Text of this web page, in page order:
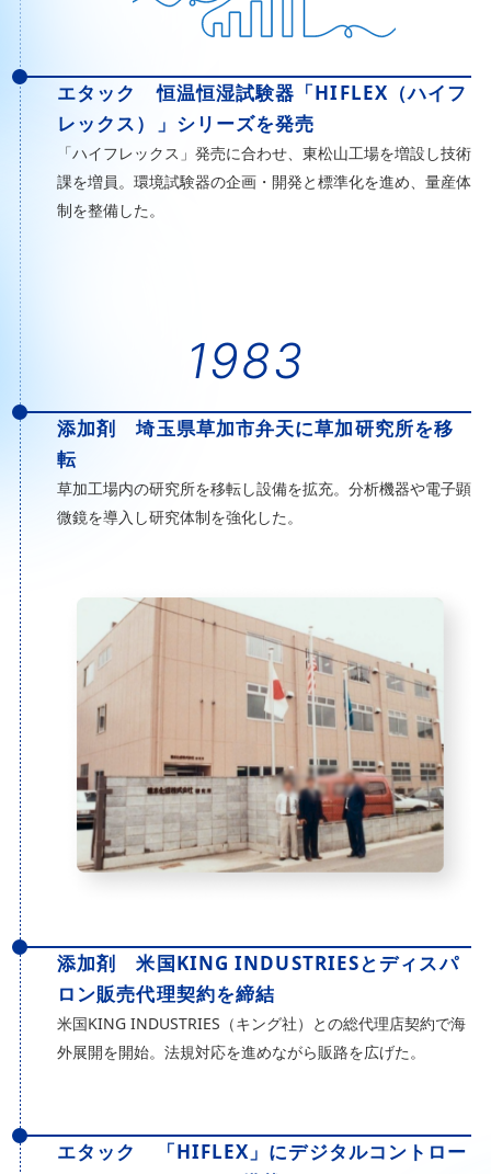
エタック 恒温恒湿試験器「HIFLEX（ハイフ
レックス）」シリーズを発売
「ハイフレックス」発売に合わせ、東松山工場を増設し技術
課を増員。環境試験器の企画・開発と標準化を進め、量産体
制を整備した。
1983
添加剤 埼玉県草加市弁天に草加研究所を移
転
草加工場内の研究所を移転し設備を拡充。分析機器や電子顕
微鏡を導入し研究体制を強化した。
添加剤 米国KING INDUSTRIESとディスパ
ロン販売代理契約を締結
米国KING INDUSTRIES（キング社）との総代理店契約で海
外展開を開始。法規対応を進めながら販路を広げた。
エタック 「HIFLEX」にデジタルコントロー